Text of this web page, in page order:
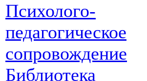
Психолого-
педагогическое
сопровождение
Библиотека